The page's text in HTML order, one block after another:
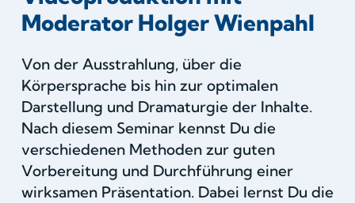
Moderator Holger Wienpahl
Von der Ausstrahlung, über die
Körpersprache bis hin zur optimalen
Darstellung und Dramaturgie der Inhalte.
Nach diesem Seminar kennst Du die
verschiedenen Methoden zur guten
Vorbereitung und Durchführung einer
wirksamen Präsentation. Dabei lernst Du die